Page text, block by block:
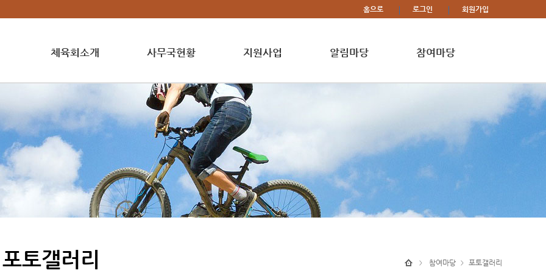
홈으로 로그인 회원가입
체육회소개 사무국현황 지원사업 알림마당 참여마당
포토갤러리 > 참여마당 > 포토갤러리